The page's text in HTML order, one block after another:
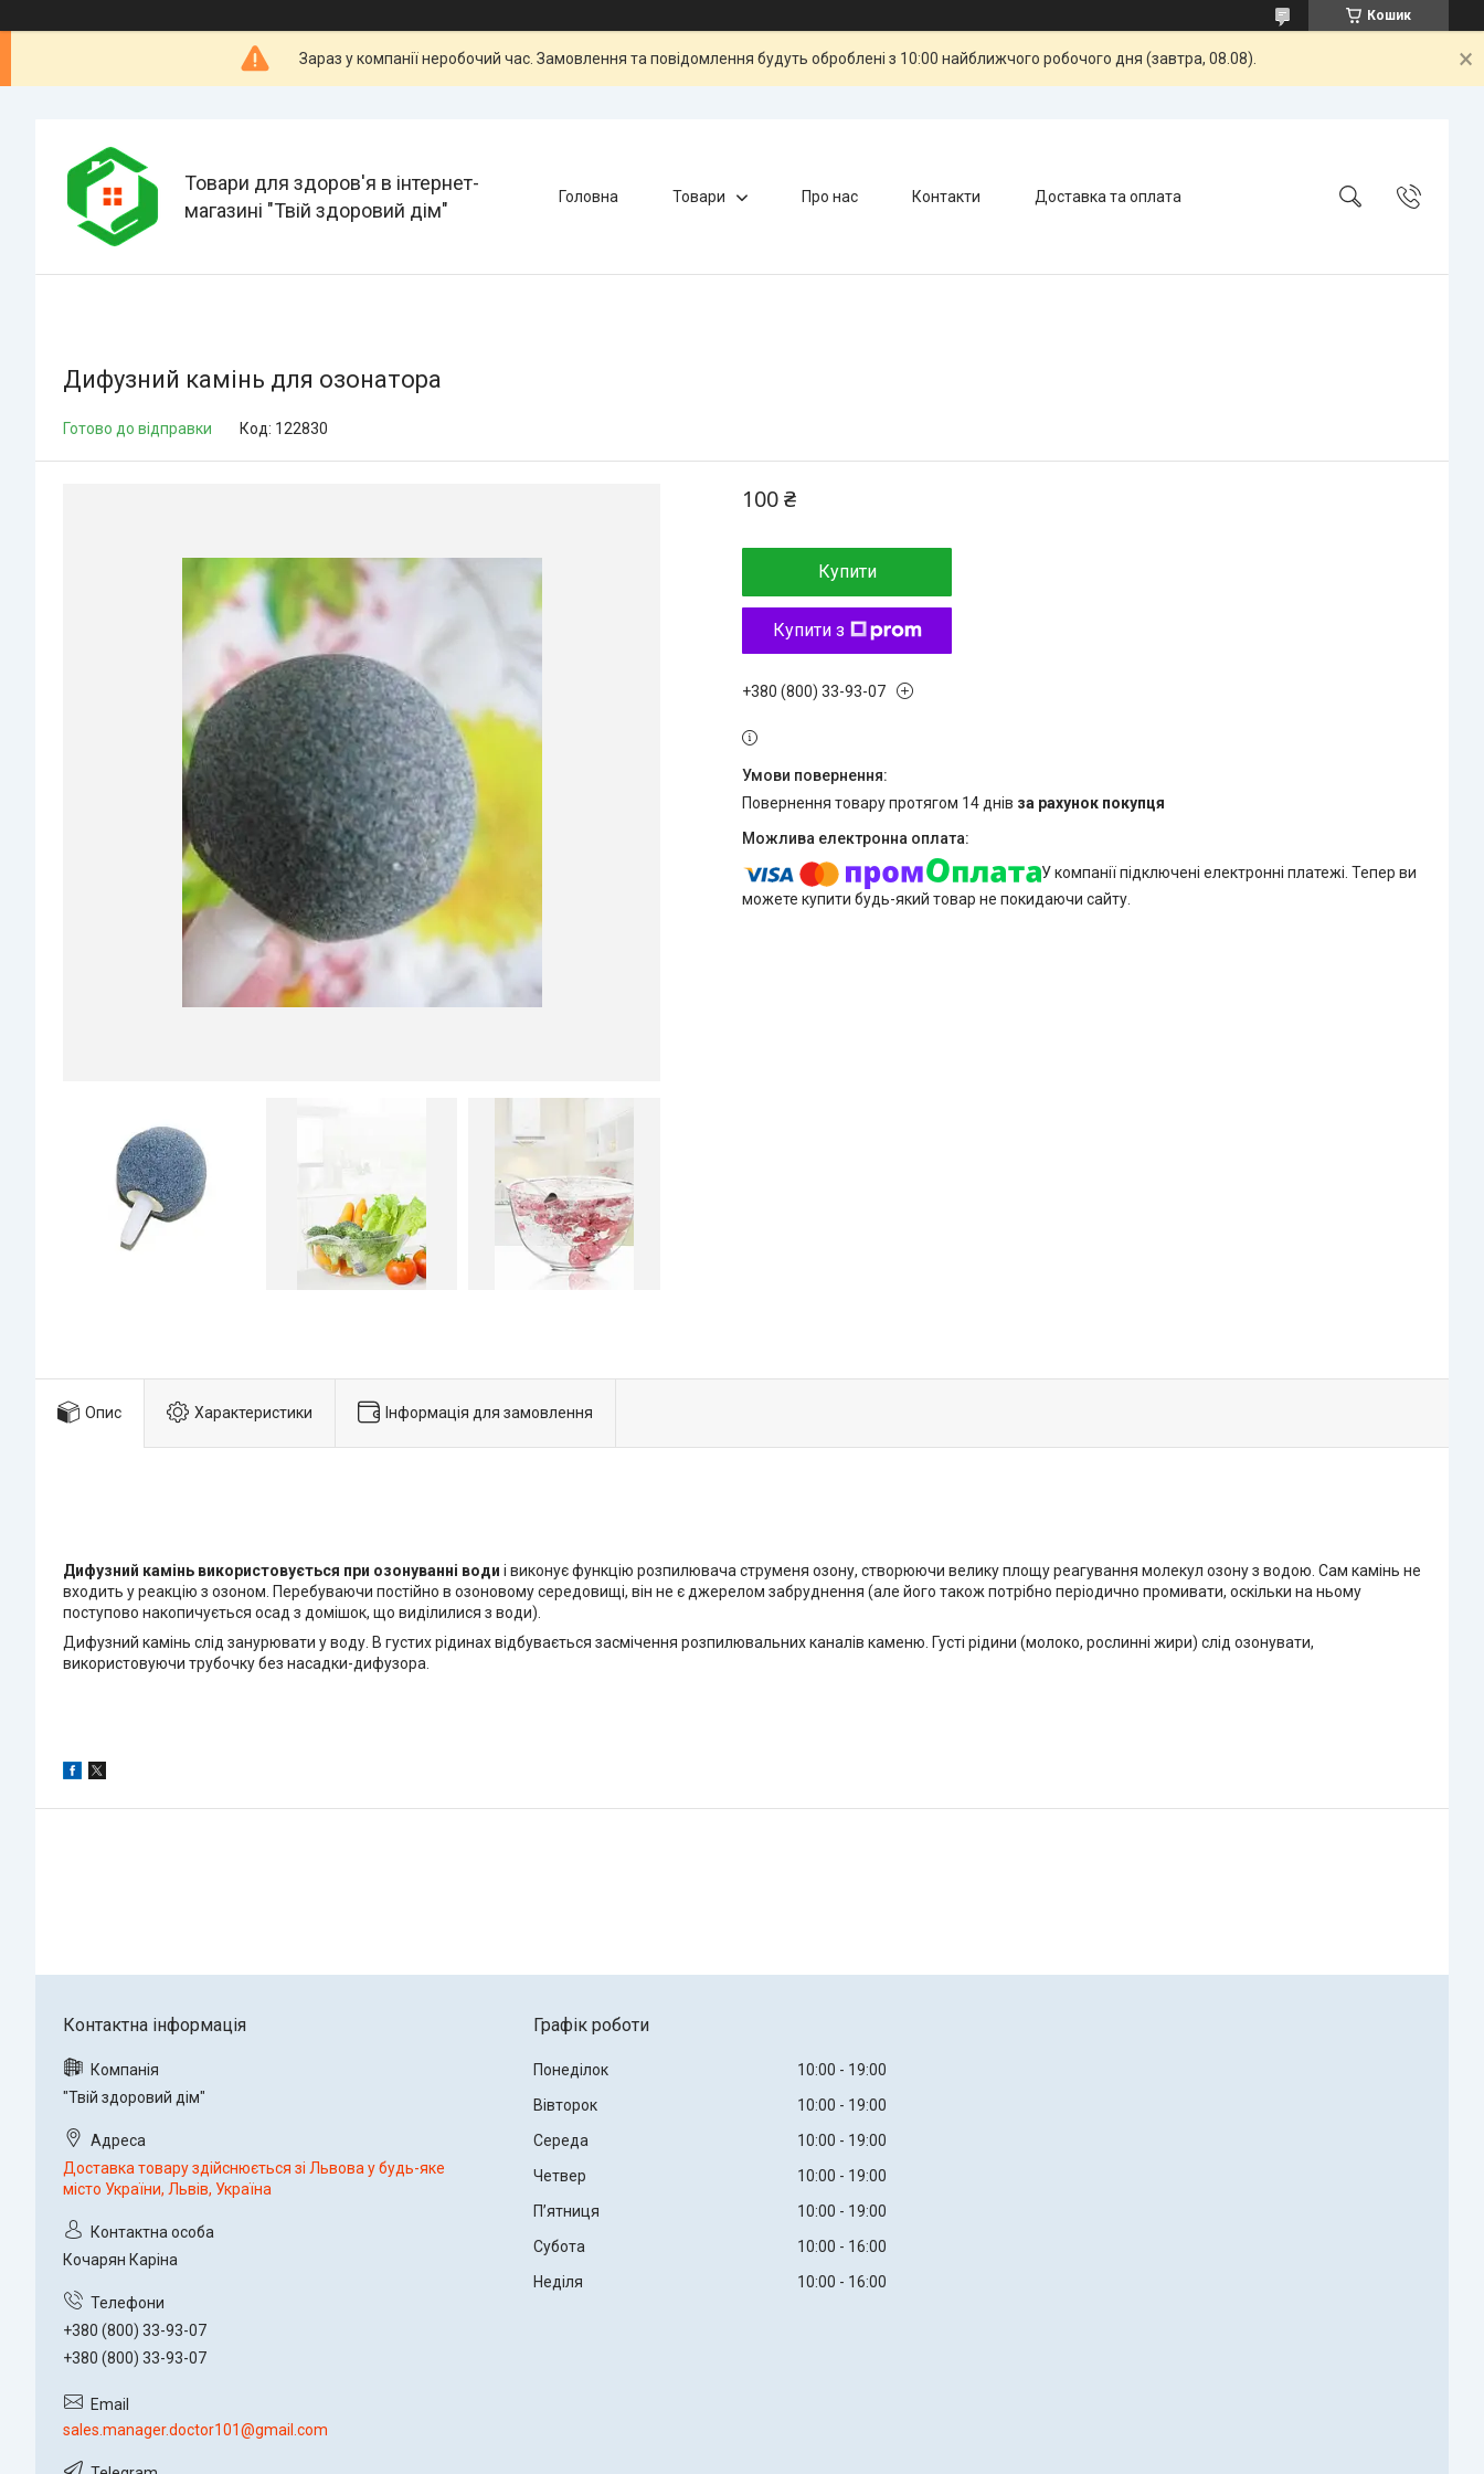
Кошик
Зараз у компанії неробочий час. Замовлення та повідомлення будуть оброблені з 10:00 найближчого робочого дня (завтра, 08.08).
Товари для здоров'я в інтернет-
магазині "Твій здоровий дім"
Головна Товари Про нас Контакти Доставка та оплата
Дифузний камінь для озонатора
Готово до відправки Код: 122830
100 ₴
Купити
Купити з
+380 (800) 33-93-07
повернення товару протягом 14 днів за рахунок покупця
У компанії підключені електронні платежі. Тепер ви
можете купити будь-який товар не покидаючи сайту.
Опис Характеристики Інформація для замовлення
Дифузний камінь використовується при озонуванні води і виконує функцію розпилювача струменя озону, створюючи велику площу реагування молекул озону з водою. Сам камінь не
входить у реакцію з озоном. Перебуваючи постійно в озоновому середовищі, він не є джерелом забруднення (але його також потрібно періодично промивати, оскільки на ньому
поступово накопичується осад з домішок, що виділилися з води).
Дифузний камінь слід занурювати у воду. В густих рідинах відбувається засмічення розпилювальних каналів каменю. Густі рідини (молоко, рослинні жири) слід озонувати,
використовуючи трубочку без насадки-дифузора.
"Твій здоровий дім"
Доставка товару здійснюється зі Львова у будь-яке
місто України, Львів, Україна
Кочарян Каріна
+380 (800) 33-93-07
+380 (800) 33-93-07
sales.manager.doctor101@gmail.com
Графік роботи
Понеділок 10:00
19:00
Вівторок
10:00
19:00
Середа
10:00
19:00
Четвер
10:00
19:00
Пʼятниця
10:00
19:00
Субота
10:00
16:00
Неділя
10:00 16:00